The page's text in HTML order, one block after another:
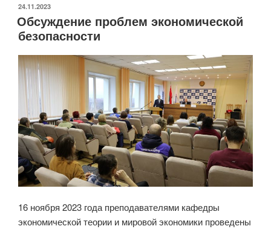
на
конференции»
ОПУБЛИКОВАНО
24.11.2023
Обсуждение проблем экономической
безопасности
16 ноября 2023 года преподавателями кафедры
экономической теории и мировой экономики проведены